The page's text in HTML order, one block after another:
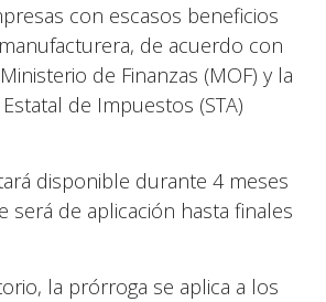
con escasos beneficios
de acuerdo con
de Finanzas (MOF) y la
de Impuestos (STA)
disponible durante 4 meses
será de aplicación hasta finales
la prórroga se aplica a los